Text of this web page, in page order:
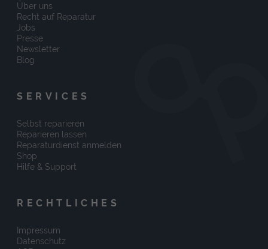
Über uns
Recht auf Reparatur
Jobs
Presse
Newsletter
Blog
SERVICES
Selbst reparieren
Reparieren lassen
Reparaturdienst anmelden
Shop
Hilfe & Support
RECHTLICHES
Impressum
Datenschutz